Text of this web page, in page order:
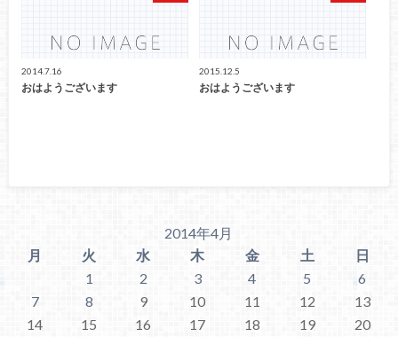
2014.7.16
おはようございます
2015.12.5
おはようございます
2014年4月
月
火 水 木 金 土
日
1
2 3 4 5
6
7
8 9 10 11 12
13
14
15 16 17 18 19
20